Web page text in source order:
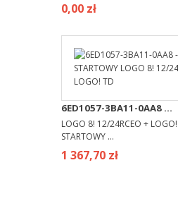
0,00 zł
6ED1057-3BA11-0AA8 ...
LOGO 8! 12/24RCEO +
STARTOWY ...
1 367,70 zł